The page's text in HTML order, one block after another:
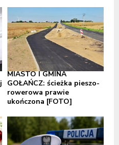
MIASTO I GMINA
GOŁAŃCZ: ścieżka pieszo-
rowerowa prawie
ukończona [FOTO]